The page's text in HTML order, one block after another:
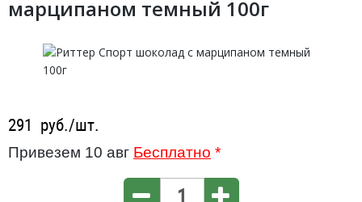
марципаном темный 100г
291 руб./шт.
Привезем 10 авг Бесплатно *